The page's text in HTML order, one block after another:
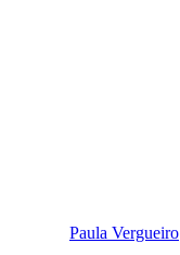
Paula Vergueiro